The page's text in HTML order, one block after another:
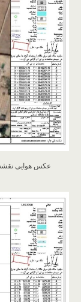
عکس هوایی